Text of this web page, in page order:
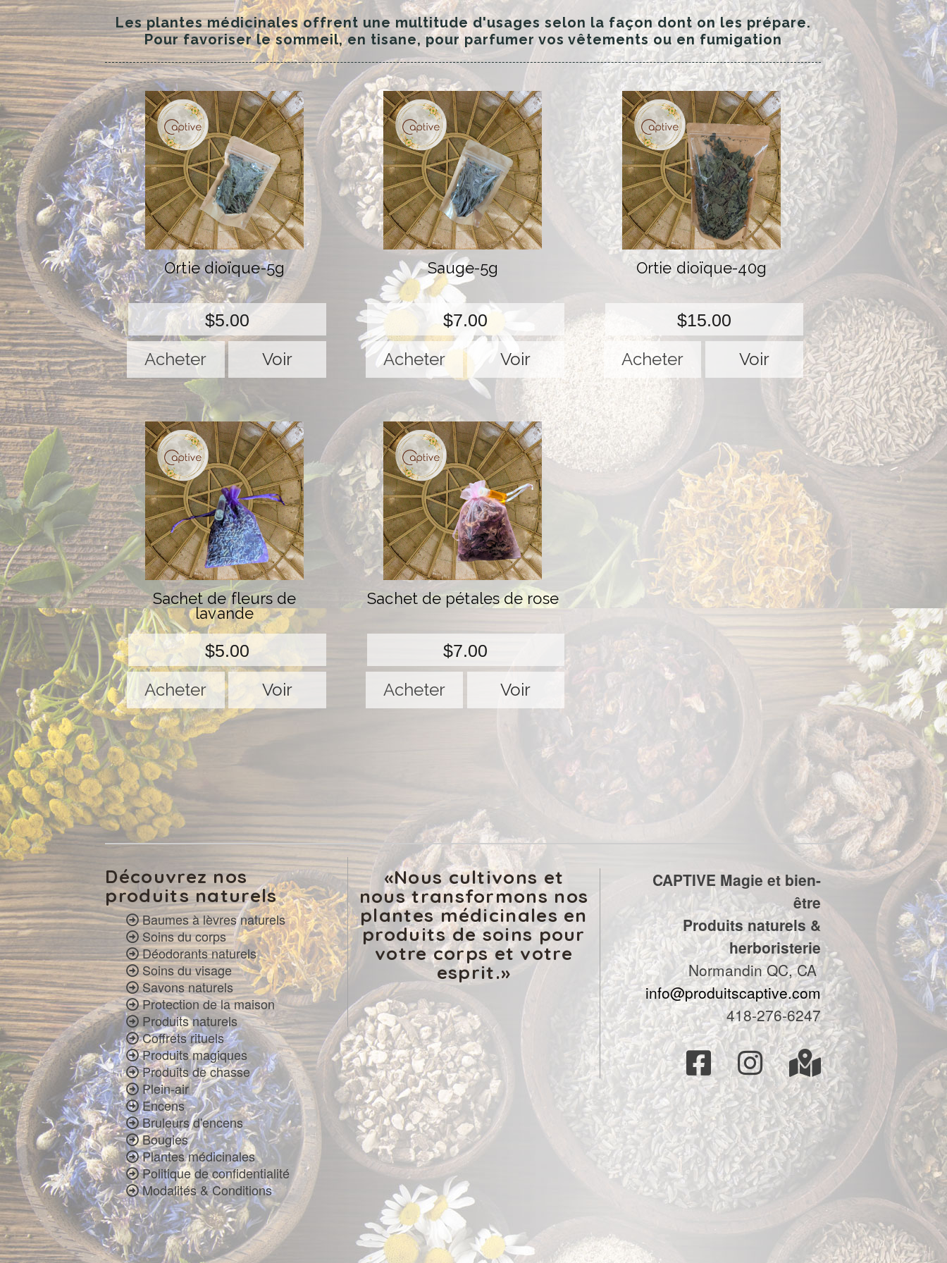
Les plantes médicinales offrent une multitude d'usages selon la façon dont on les prépare.
Pour favoriser le sommeil, en tisane, pour parfumer vos vêtements ou en fumigation
Ortie dioïque-5g
$5.00
Voir
Sauge-5g
$7.00
Voir
Ortie dioïque-40g
$15.00
Voir
Sachet de fleurs de
lavande
$5.00
Voir
Sachet de pétales de rose
$7.00
Voir
Découvrez nos
produits naturels
Baumes à lèvres naturels
Soins du corps
Déodorants naturels
Soins du visage
Savons naturels
Protection de la maison
Produits naturels
Coffrets rituels
Produits magiques
Produits de chasse
Plein-air
Encens
Bruleurs d'encens
Bougies
Plantes médicinales
Politique de confidentialité
Modalités & Conditions
«Nous cultivons et
nous transformons nos
plantes médicinales en
produits de soins pour
votre corps et votre
esprit.»
CAPTIVE Magie et bien-
être
Produits naturels &
herboristerie
Normandin QC, CA
info@produitscaptive.com
418-276-6247